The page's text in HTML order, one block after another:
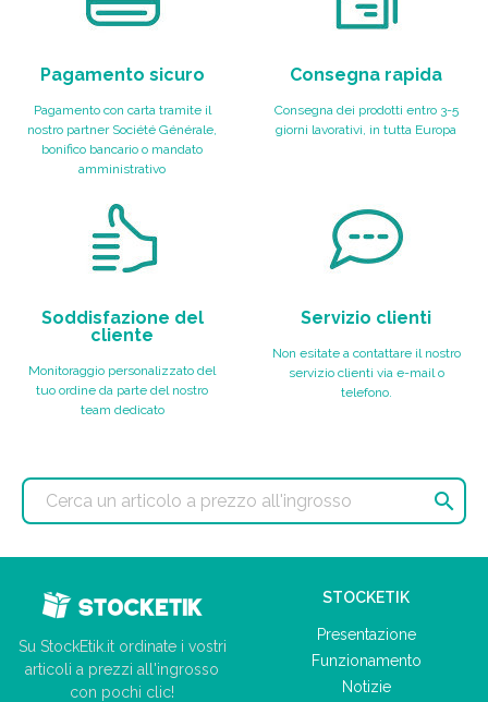
Pagamento sicuro
Pagamento con carta tramite il
nostro partner Société Générale,
bonifico bancario o mandato
amministrativo
Consegna rapida
Consegna dei prodotti entro 3-5
giorni lavorativi, in tutta Europa
Soddisfazione del
cliente
Monitoraggio personalizzato del
tuo ordine da parte del nostro
team dedicato
Servizio clienti
Non esitate a contattare il nostro
servizio clienti via e-mail o
telefono.

Su StockEtik.it ordinate i vostri
articoli a prezzi all'ingrosso
con pochi clic!
STOCKETIK
Presentazione
Funzionamento
Notizie